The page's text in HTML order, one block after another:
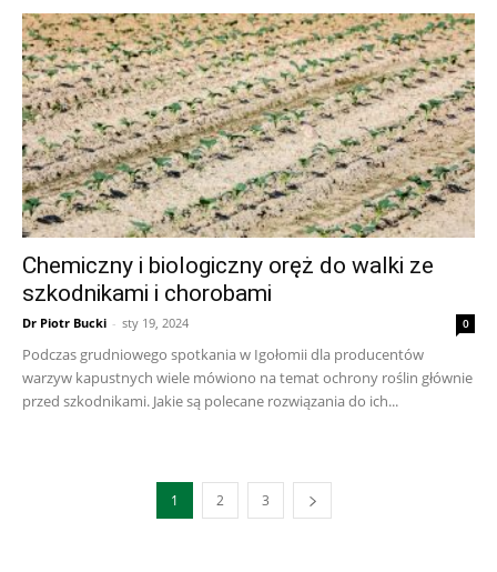
Chemiczny i biologiczny oręż do walki ze
szkodnikami i chorobami
Dr Piotr Bucki - sty 19, 2024 0
Podczas grudniowego spotkania w Igołomii dla producentów
warzyw kapustnych wiele mówiono na temat ochrony roślin głównie
przed szkodnikami. Jakie są polecane rozwiązania do ich...
1 2 3